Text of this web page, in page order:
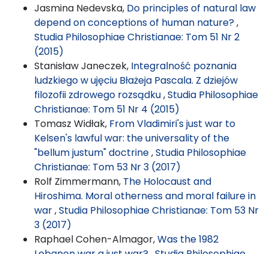
Jasmina Nedevska, Do principles of natural law
depend on conceptions of human nature?,
Studia Philosophiae Christianae: Tom 51 Nr 2
(2015)
Stanisław Janeczek, Integralność poznania
ludzkiego w ujęciu Błażeja Pascala. Z dziejów
filozofii zdrowego rozsądku,Studia Philosophiae
Christianae: Tom 51 Nr 4 (2015)
Tomasz Widłak, From Vladimiri's just war to
Kelsen's lawful war: the universality of the
"bellum justum" doctrine,Studia Philosophiae
Christianae: Tom 53 Nr 3 (2017)
Rolf Zimmermann, The Holocaust and
Hiroshima. Moral otherness and moral failure in
war,Studia Philosophiae Christianae: Tom 53 Nr
3 (2017)
Raphael Cohen-Almagor,Was the 1982